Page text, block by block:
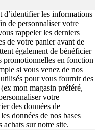
d’identifier les informations
de personnaliser votre
rappeler les derniers
de votre panier avant de
également de bénéficier
promotionnelles en fonction
si vous venez de nos
pour vous fournir des
mon magasin préféré,
votre
des données de
données de nos bases
sur notre site.